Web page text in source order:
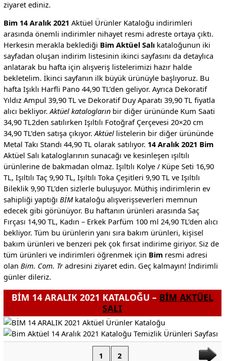
ziyaret ediniz.
Bim 14 Aralık 2021 Aktüel Ürünler Kataloğu indirimleri
arasında önemli indirimler nihayet resmi adreste ortaya çıktı.
Herkesin merakla beklediği Bim Aktüel Salıkataloğunun iki
sayfadan oluşan indirim listesinin ikinci sayfasını da detaylıca
anlatarak bu hafta için alışveriş listelerimizi hazır halde
bekletelim. İkinci sayfanın ilk büyük ürünüyle başlıyoruz. Bu
hafta Işıklı Harfli Pano 44,90 TL’den geliyor. Ayrıca Dekoratif
Yıldız Ampul 39,90 TL ve Dekoratif Duy Aparatı 39,90 TL fiyatla
alıcı bekliyor.Aktüel kataloglarınbir diğer ürününde Kum Saati
34,90 TL2den satılırken Işıltılı Fotoğraf Çerçevesi 20×20 cm
34,90 TL’den satışa çıkıyor.Aktüellistelerin bir diğer ürününde
Metal Takı Standı 44,90 TL olarak satılıyor. 14 Aralık 2021 Bim
Aktüel Salı kataloglarının sunacağı ve kesinleşen ışıltılı
ürünlerine de bakmadan olmaz. Işıltılı Kolye / Küpe Seti 16,90
TL, Işıltılı Taç 9,90 TL, Işıltılı Toka Çeşitleri 9,90 TL ve Işıltılı
Bileklik 9,90 TL’den sizlerle buluşuyor. Müthiş indirimlerin ev
sahipliği yaptığı BİMkataloğu alışverişseverleri memnun
edecek gibi görünüyor. Bu haftanın ürünleri arasında Saç
Fırçası 14,90 TL, Kadın – Erkek Parfüm 100 ml 24,90 TL’den alıcı
bekliyor. Tüm bu ürünlerin yanı sıra bakım ürünleri, kişisel
bakım ürünleri ve benzeri pek çok fırsat indirime giriyor. Siz de
tüm ürünleri ve indirimleri öğrenmek için Bimresmi adresi
olan Bim. Com. Tradresini ziyaret edin. Geç kalmayın! İndirimli
günler dileriz.
BİM 14 ARALIK 2021 KATALOĞU – BİM AKTÜEL
SALI
1 2